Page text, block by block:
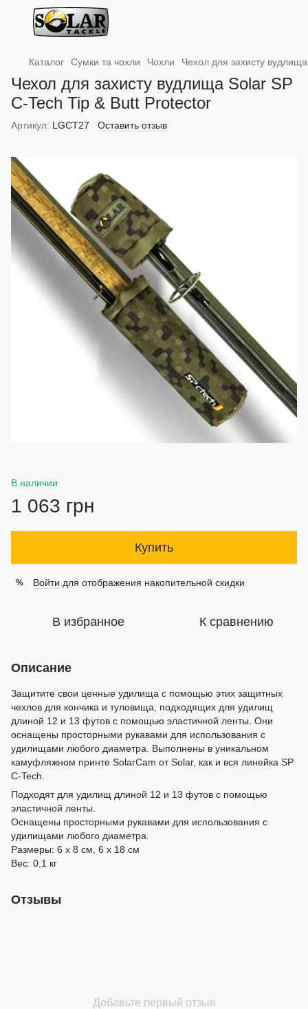
Каталог Сумки та чохли Чохли Чехол для захисту
Чехол для захисту вудлища Solar SP
C-Tech Tip & Butt Protector
Артикул: LGCT27 Оставить отзыв
В наличии
1 063 грн
Купить
% Войти для отображения накопительной скидки
В избранное К сравнению
Описание
Защитите свои ценные удилища с помощью этих защитных
чехлов для кончика и туловища, подходящих для удилищ
длиной 12 и 13 футов с помощью эластичной ленты. Они
оснащены просторными рукавами для использования с
удилищами любого диаметра. Выполнены в уникальном
камуфляжном принте SolarCam от Solar, как и вся линейка SP
C-Tech.
Подходят для удилищ длиной 12 и 13 футов с помощью
эластичной ленты.
Оснащены просторными рукавами для использования с
удилищами любого диаметра.
Размеры: 6 x 8 см, 6 x 18 см
Вес: 0,1 кг
Отзывы
Добавьте первый отзыв